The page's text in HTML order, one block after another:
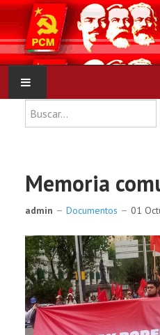
INICIO
NOTICIAS
Buscar
Memoria
admin Documentos 01